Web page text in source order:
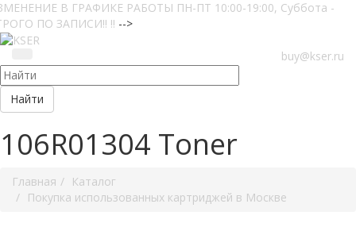
В ГРАФИКЕ РАБОТЫ ПН-ПТ 10:00-19:00, Суббота -
ПО ЗАПИСИ!! !! -->
buy@kser.ru
Найти
106R01304 Toner
Главная
Каталог
Покупка использованных картриджей в Москве